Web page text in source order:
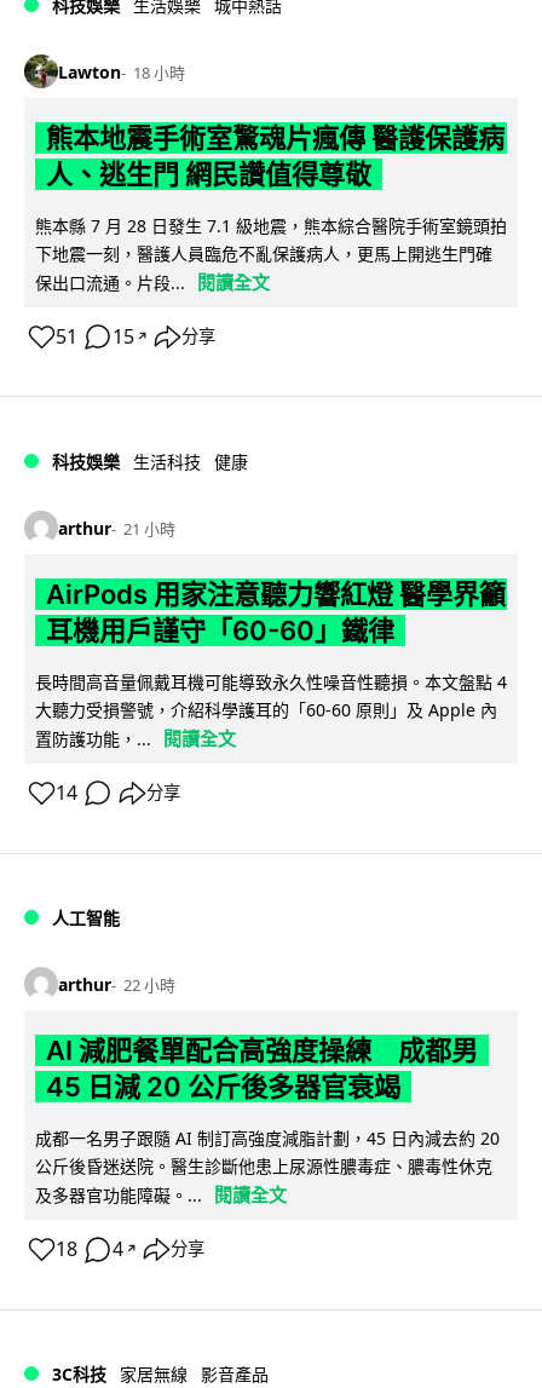
科技娛樂 生活娛樂 城中熱話
Lawton 18 小時
熊本地震手術室驚魂片瘋傳 醫護保護病
人、逃生門 網民讚值得尊敬
熊本縣 7 月 28 日發生 7.1 級地震，熊本綜合醫院手術室鏡頭拍
下地震一刻，醫護人員臨危不亂保護病人，更馬上開逃生門確
保出口流通。片段...
閱讀全文
51 15 ↗ 分享
科技娛樂 生活科技 健康
arthur 21 小時
AirPods 用家注意聽力響紅燈 醫學界籲
耳機用戶謹守「60-60」鐵律
長時間高音量佩戴耳機可能導致永久性噪音性聽損。本文盤點 4
大聽力受損警號，介紹科學護耳的「60-60 原則」及 Apple 內
置防護功能，...
閱讀全文
14 分享
人工智能
arthur 22 小時
AI 減肥餐單配合高強度操練 成都男
45 日減 20 公斤後多器官衰竭
成都一名男子跟隨 AI 制訂高強度減脂計劃，45 日內減去約 20
公斤後昏迷送院。醫生診斷他患上尿源性膿毒症、膿毒性休克
及多器官功能障礙。...
閱讀全文
18 4 ↗ 分享
3C科技 家居無線 影音產品